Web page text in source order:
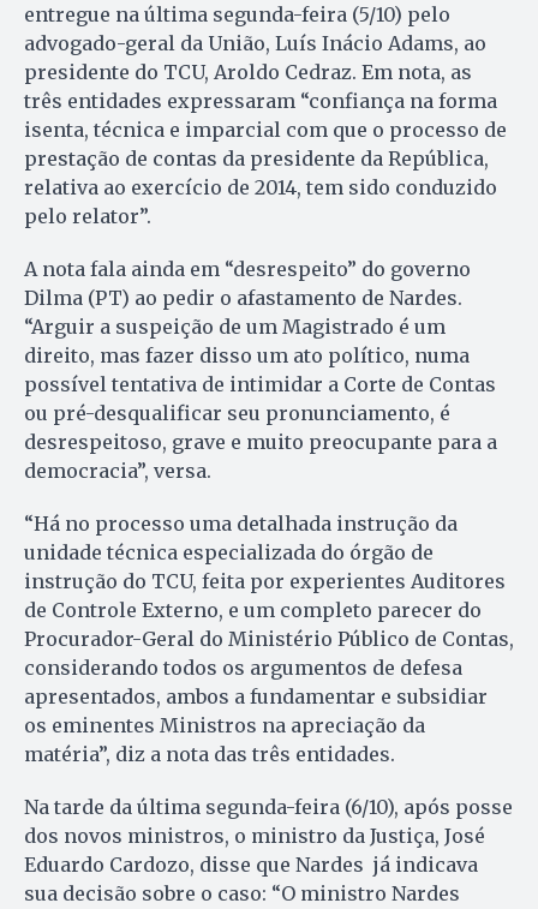
entregue na última segunda-feira (5/10) pelo
advogado-geral da União, Luís Inácio Adams, ao
presidente do TCU, Aroldo Cedraz. Em nota, as
três entidades expressaram “confiança na forma
isenta, técnica e imparcial com que o processo de
prestação de contas da presidente da República,
relativa ao exercício de 2014, tem sido conduzido
pelo relator”.
A nota fala ainda em “desrespeito” do governo
Dilma (PT) ao pedir o afastamento de Nardes.
“Arguir a suspeição de um Magistrado é um
direito, mas fazer disso um ato político, numa
possível tentativa de intimidar a Corte de Contas
ou pré-desqualificar seu pronunciamento, é
desrespeitoso, grave e muito preocupante para a
democracia”, versa.
“Há no processo uma detalhada instrução da
unidade técnica especializada do órgão de
instrução do TCU, feita por experientes Auditores
de Controle Externo, e um completo parecer do
Procurador-Geral do Ministério Público de Contas,
considerando todos os argumentos de defesa
apresentados, ambos a fundamentar e subsidiar
os eminentes Ministros na apreciação da
matéria”, diz a nota das três entidades.
Na tarde da última segunda-feira (6/10), após posse
dos novos ministros, o ministro da Justiça, José
Eduardo Cardozo, disse que Nardes já indicava
sua decisão sobre o caso: “O ministro Nardes